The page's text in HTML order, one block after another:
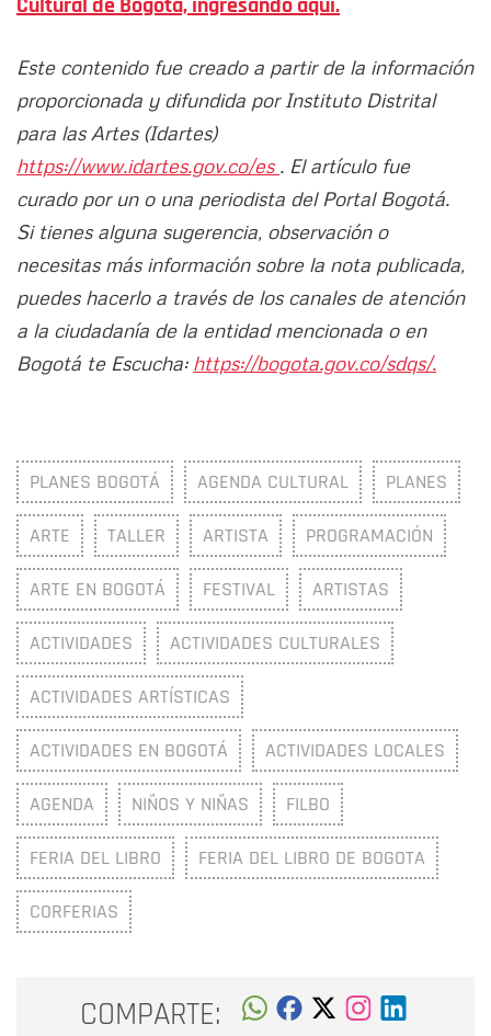
Cultural de Bogotá, ingresando aquí.
Este contenido fue creado a partir de la información
proporcionada y difundida por Instituto Distrital
para las Artes (Idartes)
https://www.idartes.gov.co/es . El artículo fue
curado por un o una periodista del Portal Bogotá.
Si tienes alguna sugerencia, observación o
necesitas más información sobre la nota publicada,
puedes hacerlo a través de los canales de atención
a la ciudadanía de la entidad mencionada o en
Bogotá te Escucha: https://bogota.gov.co/sdqs/.
PLANES BOGOTÁ AGENDA CULTURAL PLANES
ARTE TALLER ARTISTA PROGRAMACIÓN
ARTE EN BOGOTÁ FESTIVAL ARTISTAS
ACTIVIDADES ACTIVIDADES CULTURALES
ACTIVIDADES ARTÍSTICAS
ACTIVIDADES EN BOGOTÁ ACTIVIDADES LOCALES
AGENDA NIÑOS Y NIÑAS FILBO
FERIA DEL LIBRO FERIA DEL LIBRO DE BOGOTA
CORFERIAS
COMPARTE: